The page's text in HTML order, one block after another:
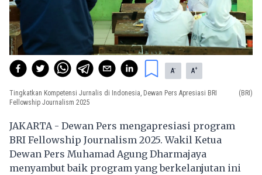
A- A+
Tingkatkan Kompetensi Jurnalis di Indonesia, Dewan Pers Apresiasi BRI
Fellowship Journalism 2025
(BRI)
JAKARTA - Dewan Pers mengapresiasi program
BRI Fellowship Journalism 2025. Wakil Ketua
Dewan Pers Muhamad Agung Dharmajaya
menyambut baik program yang berkelanjutan ini